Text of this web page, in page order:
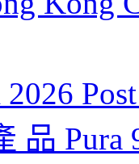
品 Pura